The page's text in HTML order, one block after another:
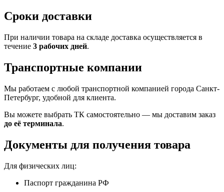
Сроки доставки
При наличии товара на складе доставка осуществляется в
течение 3 рабочих дней.
Транспортные компании
Мы работаем с любой транспортной компанией города Санкт-
Петербург, удобной для клиента.
Вы можете выбрать ТК самостоятельно — мы доставим заказ
до её терминала.
Документы для получения товара
Для физических лиц:
Паспорт гражданина РФ